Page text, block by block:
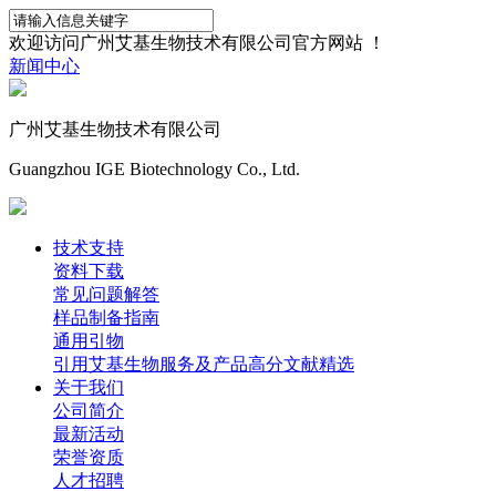
欢迎访问广州艾基生物技术有限公司官方网站 ！
新闻中心
广州艾基生物技术有限公司
Guangzhou IGE Biotechnology Co., Ltd.
技术支持
资料下载
常见问题解答
样品制备指南
通用引物
引用艾基生物服务及产品高分文献精选
关于我们
公司简介
最新活动
荣誉资质
人才招聘